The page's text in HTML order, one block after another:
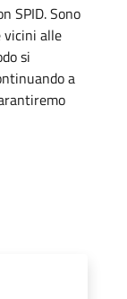
SPID. Sono
alle
si
a